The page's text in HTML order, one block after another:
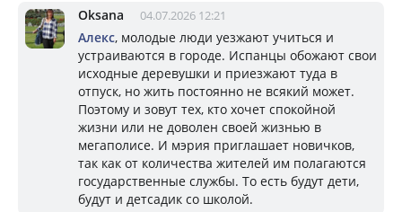
Oksana 04.07.2026 12:21
Алекс, молодые люди уезжают учиться и
устраиваются в городе. Испанцы обожают свои
исходные деревушки и приезжают туда в
отпуск, но жить постоянно не всякий может.
Поэтому и зовут тех, кто хочет спокойной
жизни или не доволен своей жизнью в
мегаполисе. И мэрия приглашает новичков,
так как от количества жителей им полагаются
государственные службы. То есть будут дети,
будут и детсадик со школой.